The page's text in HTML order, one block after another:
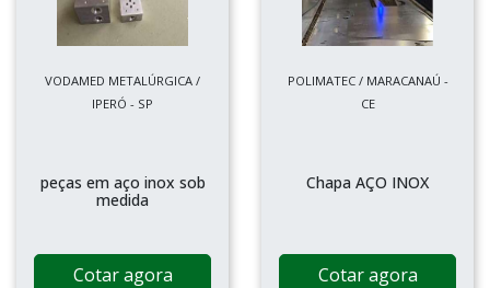
VODAMED METALÚRGICA /
IPERÓ - SP
peças em aço inox sob
medida
Cotar agora
POLIMATEC / MARACANAÚ -
CE
Chapa AÇO INOX
Cotar agora